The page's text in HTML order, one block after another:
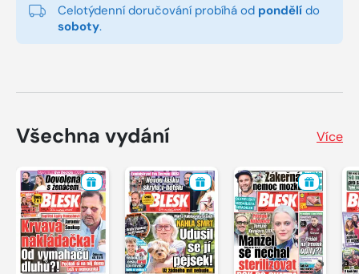
Celotýdenní doručování probíhá od pondělí do
soboty.
Všechna vydání Více